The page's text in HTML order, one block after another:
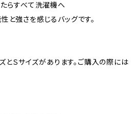
たらすべて洗濯機へ
と強さを感じるバッグです。
とＳサイズがあります。ご購入の際には